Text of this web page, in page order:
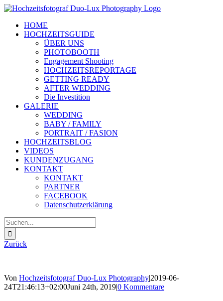
Zum
springenHOME
HOCHZEITSGUIDE
ÜBER UNS
PHOTOBOOTH
Engagement Shooting
HOCHZEITSREPORTAGE
GETTING READY
AFTER WEDDING
Die Investition
GALERIE
WEDDING
BABY / FAMILY
PORTRAIT / FASION
HOCHZEITSBLOG
VIDEOS
KUNDENZUGANG
KONTAKT
KONTAKT
PARTNER
FACEBOOK
Datenschutzerklärung
Suche
nach:
Zurück
Von Hochzeitsfotograf Duo-Lux Photography|2019-06-
24T21:46:13+02:00Juni 24th, 2019|0 Kommentare